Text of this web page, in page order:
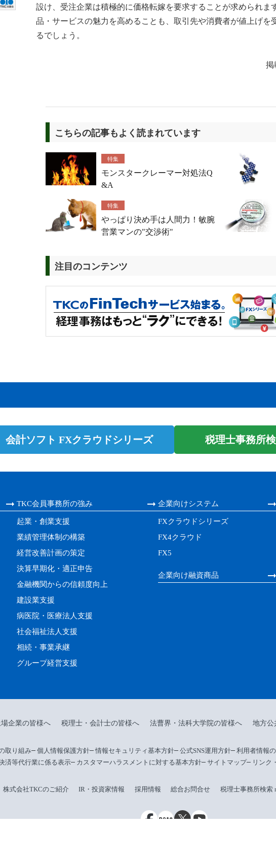
設け、受注企業は積極的に価格転嫁を要求することが求められま
品・サービスの魅力を高めることも、取引先や消費者が値上げを
るでしょう。
掲
こちらの記事もよく読まれています
特集
モンスタークレーマー対処法Q
&A
特集
やっぱり決め手は人間力！敏腕
営業マンの"交渉術"
注目のコンテンツ
会計ソフト FXクラウドシリーズ 税理士事務所
TKC会員事務所の強み
起業・創業支援
業績管理体制の構築
経営改善計画の策定
決算早期化・適正申告
金融機関からの信頼度向上
建設業支援
病医院・医療法人支援
社会福祉法人支援
相続・事業承継
グループ経営支援
企業向けシステム
FXクラウドシリーズ
FX4クラウド
FX5
企業向け融資商品
企業の皆様へ 税理士・会計士の皆様へ 法曹界・法科大学院の皆様へ 地方公
取り組み 個人情報保護方針 情報セキュリティ基本方針 公式SNS運用方針
利用者情報
済等代行業に係る表示
カスタマーハラスメントに対する基本方針 サイトマップ リンク
株式会社TKCのご紹介 IR・投資家情報 採用情報 総合お問合せ 税理士事務所検索